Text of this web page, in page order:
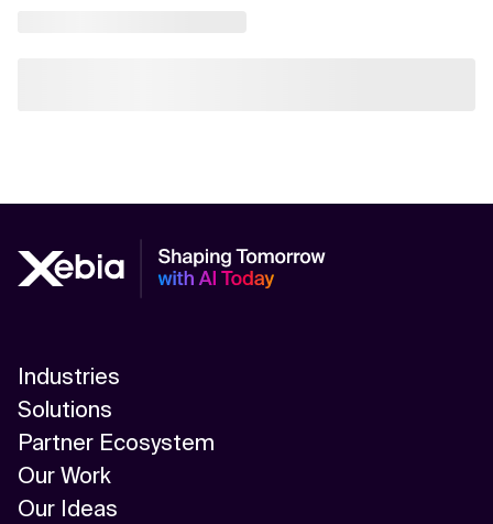
Industries
Solutions
Partner Ecosystem
Our Work
Our Ideas